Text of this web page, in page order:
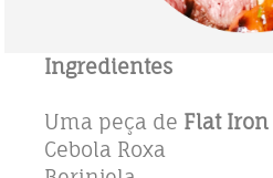
Ingredientes
Uma peça de Flat Iron
Cebola Roxa